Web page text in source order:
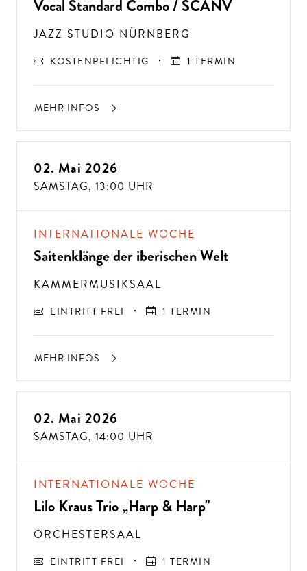
A
USSER
G
EW
Ö
H
N
LIC
H
E K
O
N
ZER
TER
LEBN
ISSE
S
T
E
H
E
N
SI
E
A
U
F
P
E
R
F
O
R
M
A
N
C
E
S
?
Vocal Standard Combo / SCANV
JAZZ STUDIO NÜRNBERG
KOSTENPFLICHTIG 1 TERMIN
MEHR INFOS
02. Mai 2026
SAMSTAG, 13:00 UHR
INTERNATIONALE WOCHE
Saitenklänge der iberischen Welt
KAMMERMUSIKSAAL
EINTRITT FREI 1 TERMIN
MEHR INFOS
02. Mai 2026
SAMSTAG, 14:00 UHR
INTERNATIONALE WOCHE
Lilo Kraus Trio „Harp & Harp"
ORCHESTERSAAL
EINTRITT FREI 1 TERMIN